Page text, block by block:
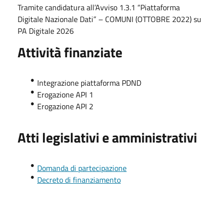
Tramite candidatura all’Avviso 1.3.1 “Piattaforma
Digitale Nazionale Dati” – COMUNI (OTTOBRE 2022) su
PA Digitale 2026
Attività finanziate
Integrazione piattaforma PDND
Erogazione API 1
Erogazione API 2
Atti legislativi e amministrativi
Domanda di partecipazione
Decreto di finanziamento